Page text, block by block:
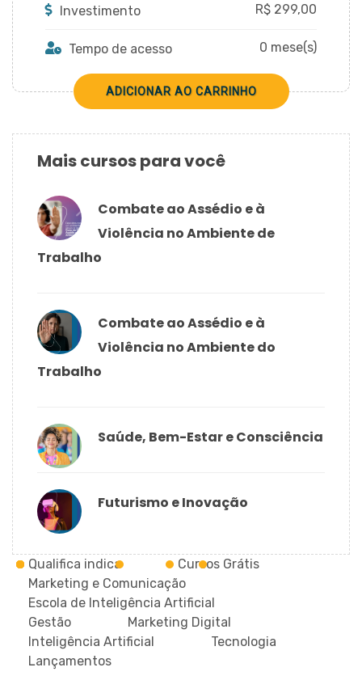
Investimento R$ 299,00
Tempo de acesso 0 mese(s)
Mais cursos para você
Combate ao Assédio e à
Violência no Ambiente de
Trabalho
Combate ao Assédio e à
Violência no Ambiente do
Trabalho
Saúde, Bem-Estar e Consciência
Futurismo e Inovação
Qualifica indica
Cursos Grátis
Marketing e Comunicação
Escola de Inteligência Artificial
Gestão
Marketing Digital
Inteligência Artificial
Tecnologia
Lançamentos